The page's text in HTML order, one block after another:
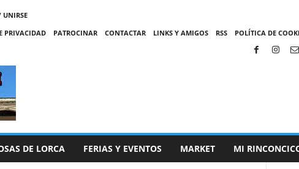
UNIRSE
PRIVACIDAD PATROCINAR CONTACTAR LINKS Y AMIGOS RSS POLÍTICA DE
DE LORCA FERIAS Y EVENTOS MARKET MI